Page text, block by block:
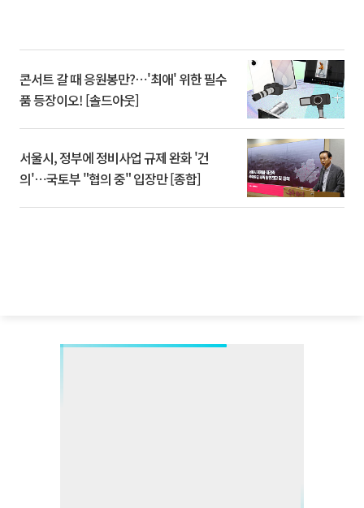
콘서트 갈 때 응원봉만?⋯'최애' 위한 필수
품 등장이오! [솔드아웃]
서울시, 정부에 정비사업 규제 완화 '건
의'⋯국토부 "협의 중" 입장만 [종합]